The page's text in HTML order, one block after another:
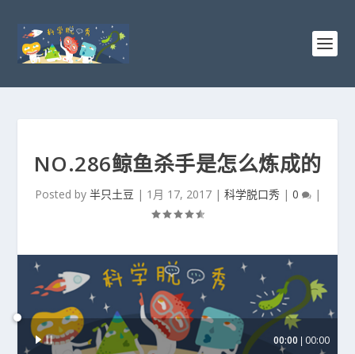
NO.286鲸鱼杀手是怎么炼成的
Posted by 半只土豆 | 1月 17, 2017| 科学脱口秀| 0 |
频
00:00 00:00